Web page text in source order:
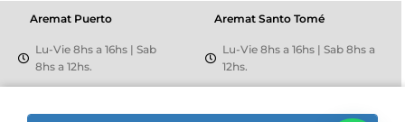
Aremat Santo Tomé
Lu-Vie 8hs a 16hs | Sab 8hs a
12hs.
Aremat Puerto
Lu-Vie 8hs a 16hs | Sab
8hs a 12hs.